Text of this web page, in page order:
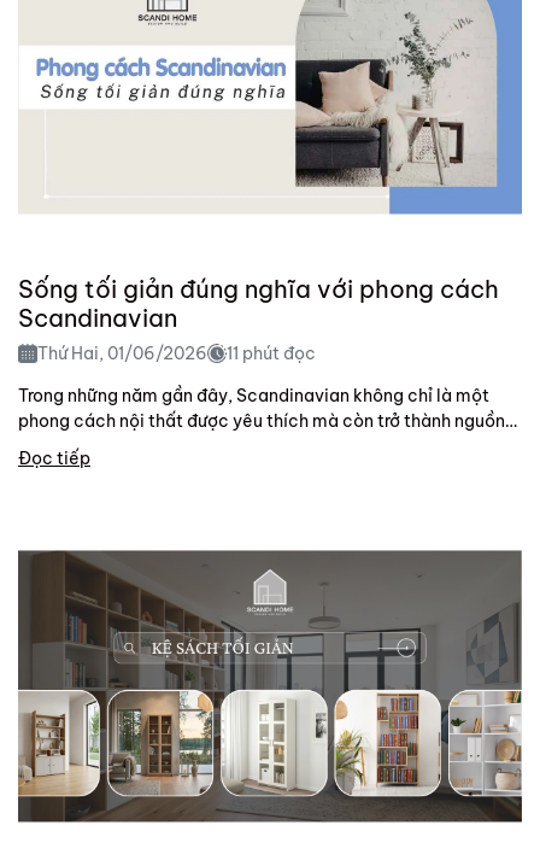
Sống tối giản đúng nghĩa với phong cách
Scandinavian
Thứ Hai, 01/06/2026
11 phút đọc
Trong những năm gần đây, Scandinavian không chỉ là một
phong cách nội thất được yêu thích mà còn trở thành nguồn
cảm hứng cho lối...
Đọc tiếp